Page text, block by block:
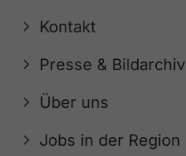
Kontakt
Presse & Bildarchiv
Über uns
Jobs in der Region